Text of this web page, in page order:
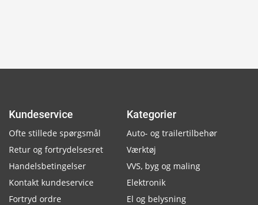
Kundeservice
Ofte stillede spørgsmål
Retur og fortrydelsesret
Handelsbetingelser
Kontakt kundeservice
Fortryd ordre
Kategorier
Auto- og trailertilbehør
Værktøj
VVS, byg og maling
Elektronik
El og belysning